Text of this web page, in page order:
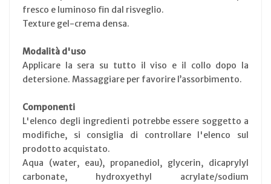
fresco e luminoso fin dal risveglio.
Texture gel-crema densa.
Modalità d'uso
Applicare la sera su tutto il viso e il collo dopo la
detersione. Massaggiare per favorire l’assorbimento.
Componenti
L'elenco degli ingredienti potrebbe essere soggetto a
modifiche, si consiglia di controllare l'elenco sul
prodotto acquistato.
Aqua (water, eau), propanediol, glycerin, dicaprylyl
carbonate, hydroxyethyl acrylate/sodium